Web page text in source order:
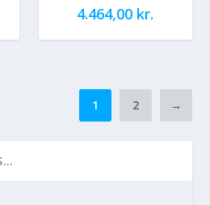
4.464,00 kr.
1 2 →